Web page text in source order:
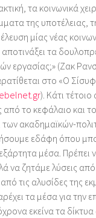
τα κοινωνικά
της υποτέλειας,
μίας νέας
τα
εργασίας;» (Ζακ
στο «Ο
). Κάτι
το κεφάλαιο και
ακαδημαϊκών-
εδάφη όπου
μέσα.
να ζητάμε λύσεις
τις αλυσίδες της
τα μέσα για την
εκείνα τα δίκτυα